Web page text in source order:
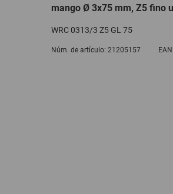
mango Ø 3x75 mm, Z5 fino
WRC 0313/3 Z5 GL 75
Núm. de artículo: 21205157 EAN: